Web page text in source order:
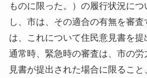
ものに限った。）の履行状況につ
し、市は、その適合の有無を審
は、これについて住民意見書を提
通常時、緊急時の審査は、市の
見書が提出された場合に限るこ